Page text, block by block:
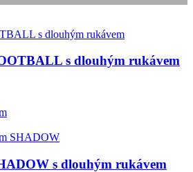
s dlouhým rukávem
s dlouhým rukávem